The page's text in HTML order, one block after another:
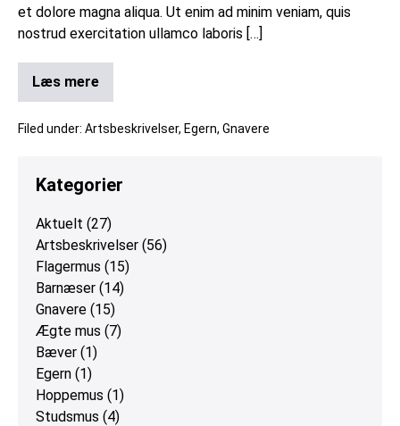
et dolore magna aliqua. Ut enim ad minim veniam, quis
nostrud exercitation ullamco laboris […]
Læs mere
Filed under: Artsbeskrivelser, Egern, Gnavere
Kategorier
Aktuelt (27)
Artsbeskrivelser (56)
Flagermus (15)
Barnæser (14)
Gnavere (15)
Ægte mus (7)
Bæver (1)
Egern (1)
Hoppemus (1)
Studsmus (4)